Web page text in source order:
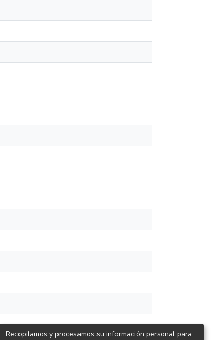
Recopilamos y procesamos su información personal para